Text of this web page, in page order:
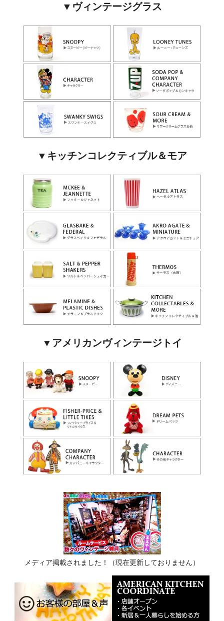
▼ヴィンテージグラス
▼キッチンコレクティブル＆モア
▼アメリカンヴィンテージトイ
メディア掲載されました！（現在更新しておりません）